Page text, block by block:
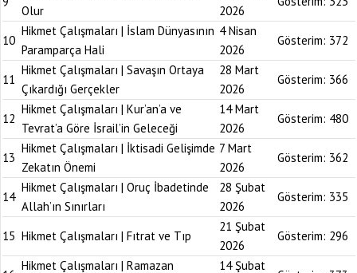
Olur
2026
10
Hikmet Çalışmaları | İslam Dünyasının
Paramparça Hali
4 Nisan
2026
Gösterim: 372
11
Hikmet Çalışmaları | Savaşın Ortaya
Çıkardığı Gerçekler
28 Mart
2026
Gösterim: 366
12
Hikmet Çalışmaları | Kur’an’a ve
Tevrat’a Göre İsrail’in Geleceği
14 Mart
2026
Gösterim: 480
13
Hikmet Çalışmaları | İktisadi Gelişimde
Zekatın Önemi
7 Mart
2026
Gösterim: 362
14
Hikmet Çalışmaları | Oruç İbadetinde
Allah’ın Sınırları
28 Şubat
2026
Gösterim: 335
15 Hikmet Çalışmaları | Fıtrat ve Tıp
21 Şubat
2026
Gösterim: 296
Hikmet Çalışmaları | Ramazan
14 Şubat